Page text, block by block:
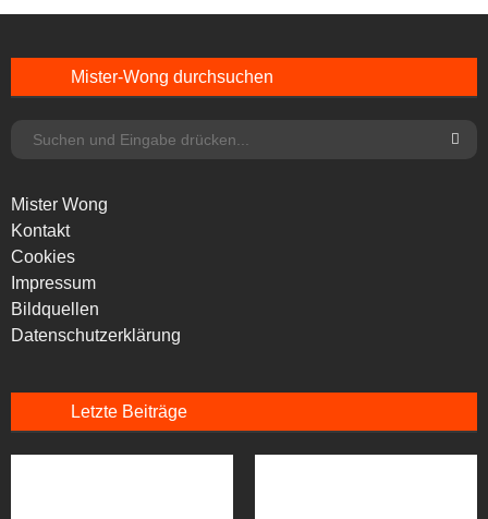
Mister-Wong durchsuchen
Mister Wong
Kontakt
Cookies
Impressum
Bildquellen
Datenschutzerklärung
Letzte Beiträge